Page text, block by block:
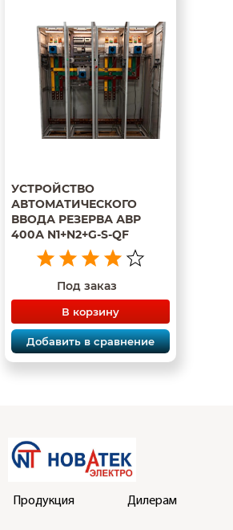
УСТРОЙСТВО
АВТОМАТИЧЕСКОГО
ВВОДА РЕЗЕРВА АВР
400А N1+N2+G-S-QF
Под заказ
В корзину
Добавить в сравнение
Продукция Дилерам